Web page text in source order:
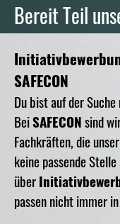
Bereit Teil
SAFECON
Du bist auf der
BeiSAFECONsind
Fachkräften, die
keine passende
über
passen nicht immer